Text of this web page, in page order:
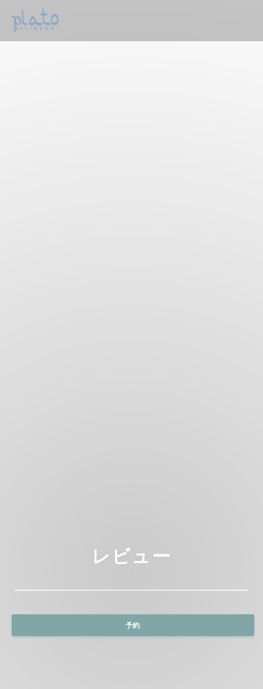
クッキー利用の管理について
レビュー
予約